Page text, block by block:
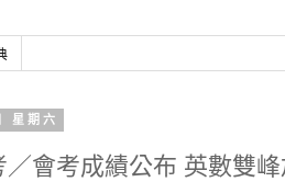
星期六
／會考成績公布 英數雙